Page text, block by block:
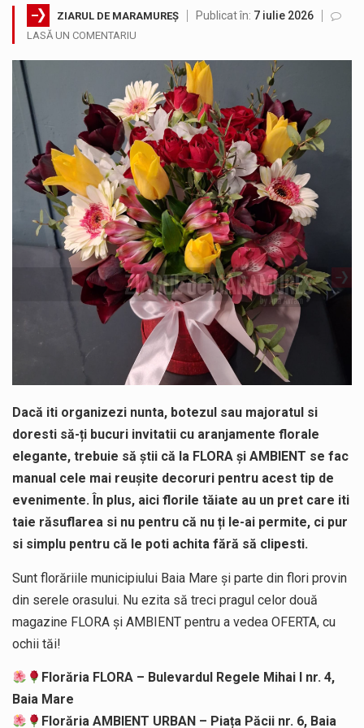
Noile statii de călători, achizitionate la preț de garsonieră per bucată, dezamăgesc total cetățenii care folosesc mijloacele de transport în…
Municipiul Baia Mare, prin Serviciul Public Comunitar Local de Evidență a Persoanelor - Serviciul Evidența Persoanelor, îi informează pe cetățenii…
Pompierii militari si un echipaj SMURD au intervenit in aceasta dimineata la degajarea unei persoane care a fost găsită spânzurată…
Liceul Ucrainean „Taras Șevcenko” din Sighetu Marmației, singurul liceu din România cu predare în limba ucraineană, are potențialul de a-și…
Proiectul pentru reconstrucția definitivă a podului peste râul Săsar din Baia Mare avansează într-o nouă etapă concretă. După asigurarea finanțării…
ZIARUL DE MARAMUREȘ Publicat în: 7 iulie 2026
LASĂ UN COMENTARIU
Dacă iti organizezi nunta, botezul sau majoratul si
doresti să-ți bucuri invitatii cu aranjamente florale
elegante, trebuie să știi că la FLORA și AMBIENT se fac
manual cele mai reușite decoruri pentru acest tip de
evenimente. În plus, aici florile tăiate au un pret care iti
taie răsuflarea si nu pentru că nu ți le-ai permite, ci pur
si simplu pentru că le poti achita fără să clipesti.
Sunt florăriile municipiului Baia Mare și parte din flori provin
din serele orasului. Nu ezita să treci pragul celor două
magazine FLORA și AMBIENT pentru a vedea OFERTA, cu
ochii tăi!
Florăria FLORA – Bulevardul Regele Mihai I nr. 4,
Baia Mare
Florăria AMBIENT URBAN – Piața Păcii nr. 6, Baia